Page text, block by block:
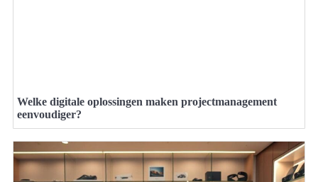
Welke digitale oplossingen maken projectmanagement
eenvoudiger?